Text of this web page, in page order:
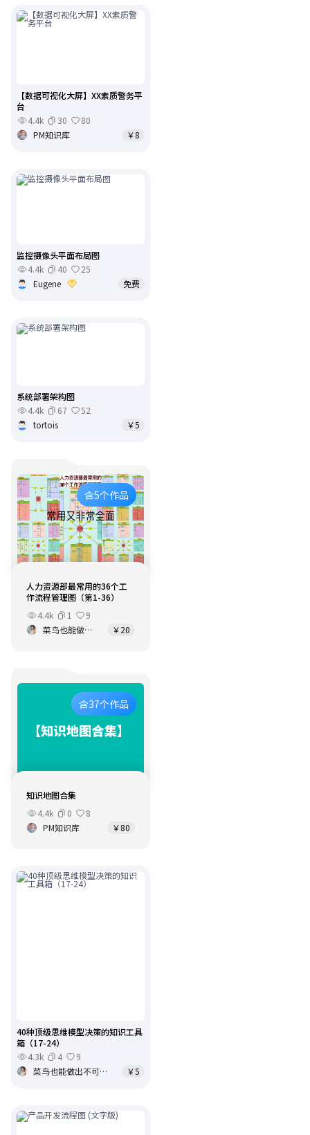
【数据可视化大屏】XX素质警务平
台
4.4k
30
80
PM知识库
￥8
监控摄像头平面布局图
4.4k
40
25
Eugene
免费
系统部署架构图
4.4k
67
52
tortois
￥5
含5个作品
人力资源部最常用的36个工
作流程管理图（第1-36）
4.4k
1
9
菜鸟也能做出不可思议的事
￥20
含37个作品
知识地图合集
4.4k
0
8
PM知识库
￥80
40种顶级思维模型决策的知识工具
箱（17-24）
4.3k
4
9
菜鸟也能做出不可思议的事
￥5